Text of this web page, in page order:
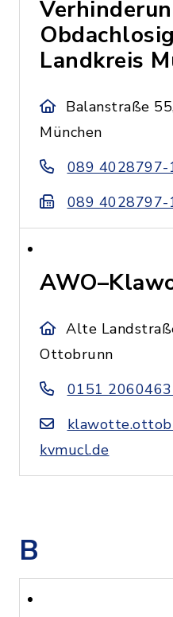
Landkreis
Balanstraße
München
089 4028797-
089 4028797-
Alte
Ottobrunn
0151
kvmucl.de
B